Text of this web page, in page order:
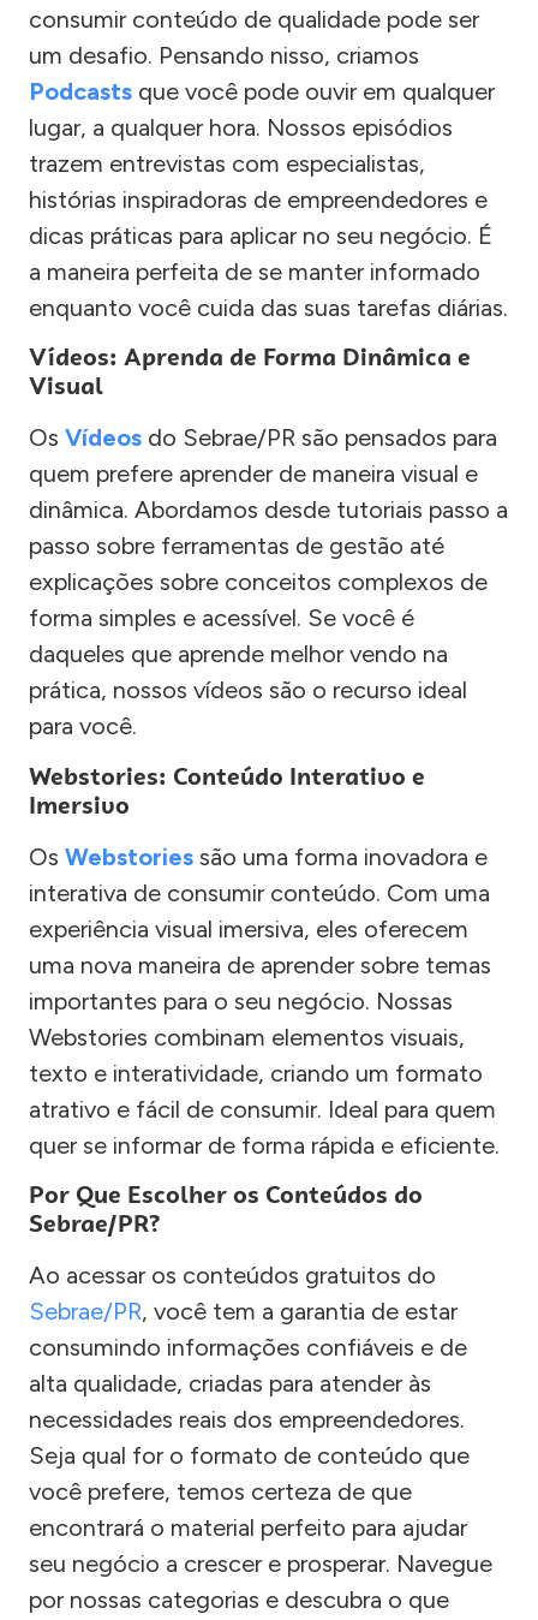
consumir conteúdo de qualidade pode ser
um desafio. Pensando nisso, criamos
Podcasts que você pode ouvir em qualquer
lugar, a qualquer hora. Nossos episódios
trazem entrevistas com especialistas,
histórias inspiradoras de empreendedores e
dicas práticas para aplicar no seu negócio. É
a maneira perfeita de se manter informado
enquanto você cuida das suas tarefas diárias.
Vídeos: Aprenda de Forma Dinâmica e
Visual
Os Vídeos do Sebrae/PR são pensados para
quem prefere aprender de maneira visual e
dinâmica. Abordamos desde tutoriais passo a
passo sobre ferramentas de gestão até
explicações sobre conceitos complexos de
forma simples e acessível. Se você é
daqueles que aprende melhor vendo na
prática, nossos vídeos são o recurso ideal
para você.
Webstories: Conteúdo Interativo e
Imersivo
Os Webstories são uma forma inovadora e
interativa de consumir conteúdo. Com uma
experiência visual imersiva, eles oferecem
uma nova maneira de aprender sobre temas
importantes para o seu negócio. Nossas
Webstories combinam elementos visuais,
texto e interatividade, criando um formato
atrativo e fácil de consumir. Ideal para quem
quer se informar de forma rápida e eficiente.
Por Que Escolher os Conteúdos do
Sebrae/PR?
Ao acessar os conteúdos gratuitos do
Sebrae/PR, você tem a garantia de estar
consumindo informações confiáveis e de
alta qualidade, criadas para atender às
necessidades reais dos empreendedores.
Seja qual for o formato de conteúdo que
você prefere, temos certeza de que
encontrará o material perfeito para ajudar
seu negócio a crescer e prosperar. Navegue
por nossas categorias e descubra o que